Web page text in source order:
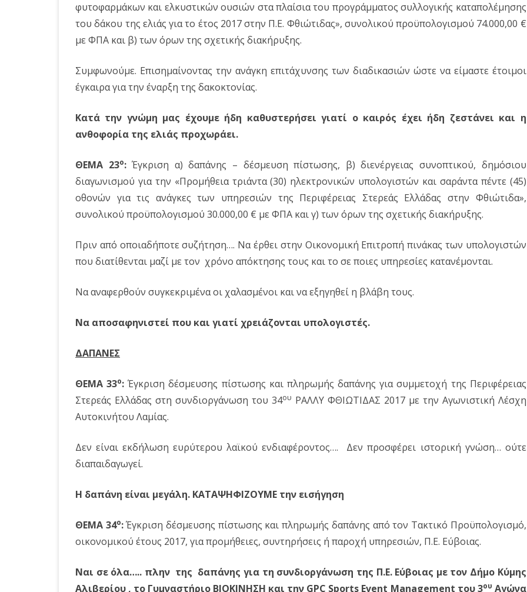
φυτοφαρμάκων και ελκυστικών ουσιών στα πλαίσια του προγράμματος συλλογικής καταπολέμησης
του δάκου της ελιάς για το έτος 2017 στην Π.Ε. Φθιώτιδας», συνολικού προϋπολογισμού 74.000,00 €
με ΦΠΑ και β) των όρων της σχετικής διακήρυξης.
Συμφωνούμε. Επισημαίνοντας την ανάγκη επιτάχυνσης των διαδικασιών ώστε να είμαστε έτοιμοι
έγκαιρα για την έναρξη της δακοκτονίας.
Κατά την γνώμη μας έχουμε ήδη καθυστερήσει γιατί ο καιρός έχει ήδη ζεστάνει και η
ανθοφορία της ελιάς προχωράει.
ΘΕΜΑ 23o:Έγκριση α) δαπάνης – δέσμευση πίστωσης, β) διενέργειας συνοπτικού, δημόσιου
διαγωνισμού για την «Προμήθεια τριάντα (30) ηλεκτρονικών υπολογιστών και σαράντα πέντε (45)
οθονών για τις ανάγκες των υπηρεσιών της Περιφέρειας Στερεάς Ελλάδας στην Φθιώτιδα»,
συνολικού προϋπολογισμού 30.000,00 € με ΦΠΑ και γ) των όρων της σχετικής διακήρυξης.
Πριν από οποιαδήποτε συζήτηση…. Να έρθει στην Οικονομική Επιτροπή πινάκας των υπολογιστών
που διατίθενται μαζί με τον χρόνο απόκτησης τους και το σε ποιες υπηρεσίες κατανέμονται.
Να αναφερθούν συγκεκριμένα οι χαλασμένοι και να εξηγηθεί η βλάβη τους.
Να αποσαφηνιστεί που και γιατί χρειάζονται υπολογιστές.
ΔΑΠΑΝΕΣ
ΘΕΜΑ 33o: Έγκριση δέσμευσης πίστωσης και πληρωμής δαπάνης για συμμετοχή της Περιφέρειας
Στερεάς Ελλάδας στη συνδιοργάνωση του 34ου ΡΑΛΛΥ ΦΘΙΩΤΙΔΑΣ 2017 με την Αγωνιστική Λέσχη
Αυτοκινήτου Λαμίας.
Δεν είναι εκδήλωση ευρύτερου λαϊκού ενδιαφέροντος…. Δεν προσφέρει ιστορική γνώση… ούτε
διαπαιδαγωγεί.
Η δαπάνη είναι μεγάλη. ΚΑΤΑΨΗΦΙΖΟΥΜΕ την εισήγηση
ΘΕΜΑ 34o:Έγκριση δέσμευσης πίστωσης και πληρωμής δαπάνης από τον Τακτικό Προϋπολογισμό,
οικονομικού έτους 2017, για προμήθειες, συντηρήσεις ή παροχή υπηρεσιών, Π.Ε. Εύβοιας.
Ναι σε όλα….. πλην της δαπάνης για τη συνδιοργάνωση της Π.Ε. Εύβοιας με τον Δήμο Κύμης
Αλιβερίου , το Γυμναστήριο ΒΙΟΚΙΝΗΣΗ και την GPC Sports Event Management του 3ου Αγώνα